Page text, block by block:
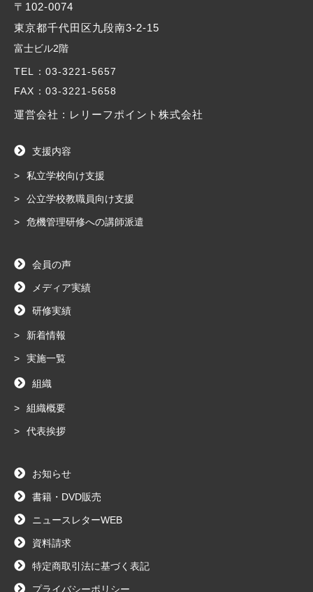
〒102-0074
東京都千代田区九段南3-2-15
富士ビル2階
TEL ：03-3221-5657
FAX ：03-3221-5658
運営会社 : レリーフポイント株式会社
支援内容
私立学校向け支援
公立学校教職員向け支援
危機管理研修への講師派遣
会員の声
メディア実績
研修実績
新着情報
実施一覧
組織
組織概要
代表挨拶
お知らせ
書籍・DVD販売
ニュースレターWEB
資料請求
特定商取引法に基づく表記
プライバシーポリシー